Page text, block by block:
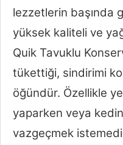
lezzetlerin başında
yüksek kaliteli ve
Quik Tavuklu
tükettiği, sindirimi
öğündür. Özellikle
yaparken veya
vazgeçmek